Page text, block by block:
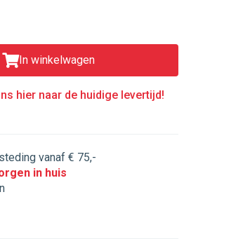
In winkelwagen
hier naar de huidige levertijd!
vanaf € 75,-
in huis